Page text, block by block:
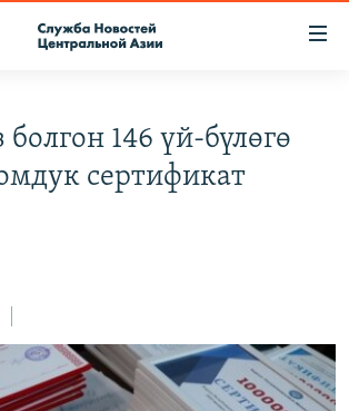
146 үй-бүлөгө
сертификат